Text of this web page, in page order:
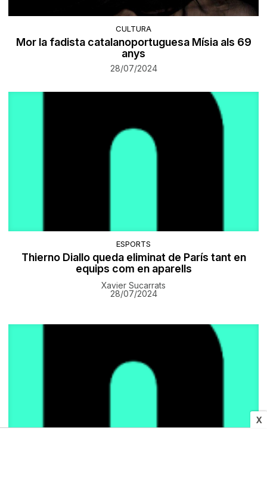
X
CULTURA
Mor la fadista catalanoportuguesa Mísia als 69
anys
28/07/2024
ESPORTS
Thierno Diallo queda eliminat de París tant en
equips com en aparells
Xavier Sucarrats
28/07/2024